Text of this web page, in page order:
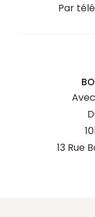
Par
13 Rue